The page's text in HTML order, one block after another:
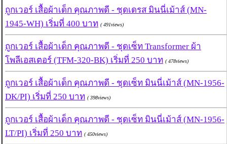
ถูกเวอร์ เสื้อผ้าเด็ก คุณภาพดี - ชุดเดรส มินนี่เม้าส์ (MN-
1945-WH) เริ่มที่ 400 บาท ( 491views)
ถูกเวอร์ เสื้อผ้าเด็ก คุณภาพดี - ชุดเซ็ท Transformer ผ้า
โพลีเอสเตอร์ (TFM-320-BK) เริ่มที่ 250 บาท ( 478views)
ถูกเวอร์ เสื้อผ้าเด็ก คุณภาพดี - ชุดเซ็ท มินนี่เม้าส์ (MN-1956-
DK/PI) เริ่มที่ 250 บาท ( 398views)
ถูกเวอร์ เสื้อผ้าเด็ก คุณภาพดี - ชุดเซ็ท มินนี่เม้าส์ (MN-1956-
LT/PI) เริ่มที่ 250 บาท ( 450views)